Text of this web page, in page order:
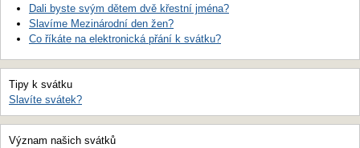
Dali byste svým dětem dvě křestní jména?
Slavíme Mezinárodní den žen?
Co říkáte na elektronická přání k svátku?
Tipy k svátku
Slavíte svátek?
Význam našich svátků